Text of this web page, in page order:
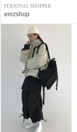
PERSONAL SHOPPER
einzshop